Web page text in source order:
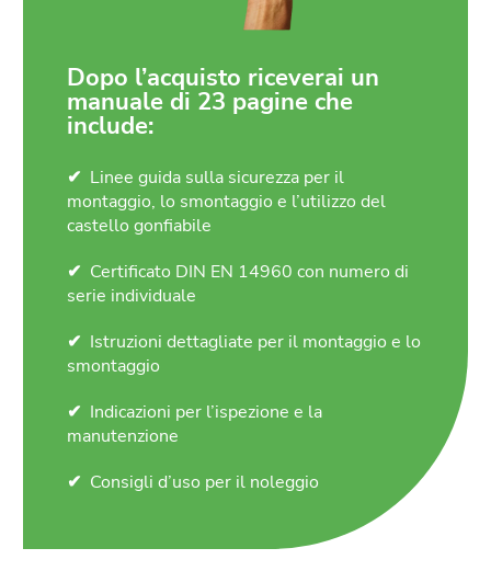
Dopo l’acquisto riceverai un
manuale di 23 pagine che
include:
Linee guida sulla sicurezza per il
montaggio, lo smontaggio e l’utilizzo del
castello gonfiabile
Certificato DIN EN 14960 con numero di
serie individuale
Istruzioni dettagliate per il montaggio e lo
smontaggio
Indicazioni per l’ispezione e la
manutenzione
Consigli d’uso per il noleggio